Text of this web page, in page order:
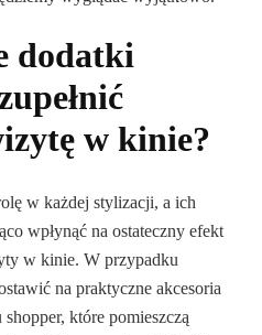
dodatki
w kinie?
w każdej stylizacji, a ich
wpłynąć na ostateczny efekt
w kinie. W przypadku
na praktyczne akcesoria
które pomieszczą